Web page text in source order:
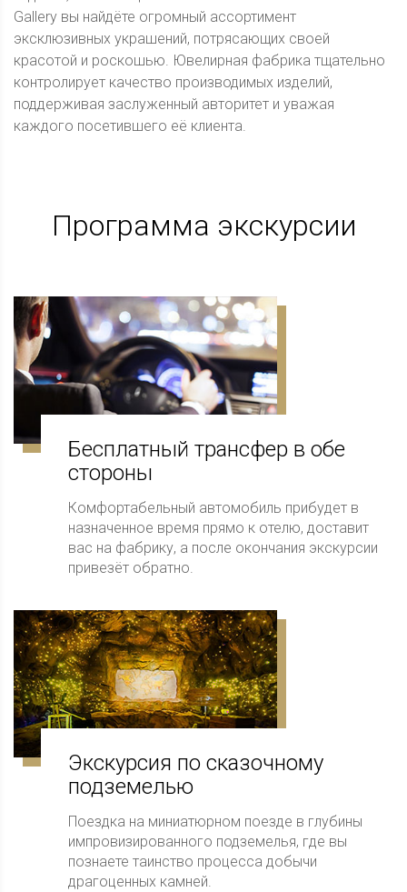
Gallery вы найдёте огромный ассортимент
эксклюзивных украшений, потрясающих своей
красотой и роскошью. Ювелирная фабрика тщательно
контролирует качество производимых изделий,
поддерживая заслуженный авторитет и уважая
каждого посетившего её клиента.
Программа экскурсии
Экскурсия по сказочному
подземелью
Поездка на миниатюрном поезде в глубины
импровизированного подземелья, где вы
познаете таинство процесса добычи
драгоценных камней.
Бесплатный трансфер в обе
стороны
Комфортабельный автомобиль прибудет в
назначенное время прямо к отелю, доставит
вас на фабрику, а после окончания экскурсии
привезёт обратно.